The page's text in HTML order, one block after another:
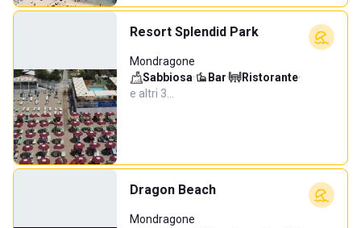
Resort Splendid Park
Mondragone
Sabbiosa· Bar· Ristorante·
e altri 3…
Dragon Beach
Mondragone